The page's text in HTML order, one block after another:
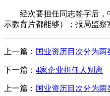
经次要担任同志签字后，中
示教育片都能够）；报局监察
上一篇： 国业资历目次分为
下一篇： 4家企业担任人别离
上一篇： 国业资历目次分为